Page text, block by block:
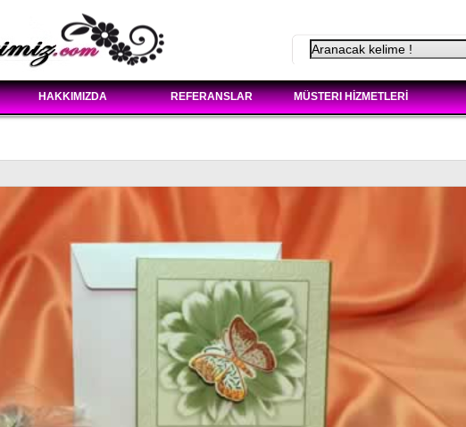
HAKKIMIZDA REFERANSLAR MÜSTERI HİZMETLERİ